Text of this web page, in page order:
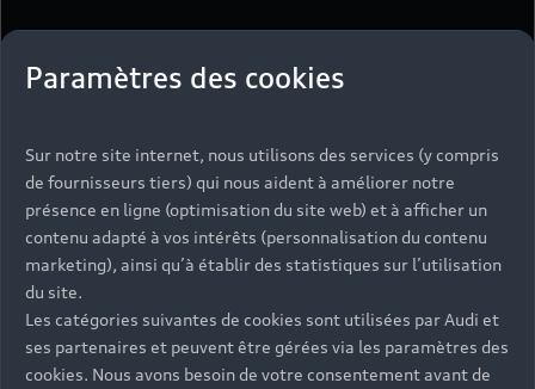
Paramètres des cookies
Sur notre site internet, nous utilisons des services (y compris
de fournisseurs tiers) qui nous aident à améliorer notre
présence en ligne (optimisation du site web) et à afficher un
contenu adapté à vos intérêts (personnalisation du contenu
marketing), ainsi qu’à établir des statistiques sur l’utilisation
du site.
Les catégories suivantes de cookies sont utilisées par Audi et
ses partenaires et peuvent être gérées via les paramètres des
cookies. Nous avons besoin de votre consentement avant de